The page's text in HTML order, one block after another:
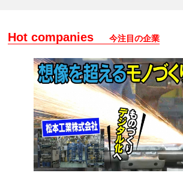
Hot companies 今注目の企業